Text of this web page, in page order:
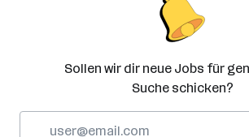
Sollen wir dir neue Jobs für
Suche schicken?